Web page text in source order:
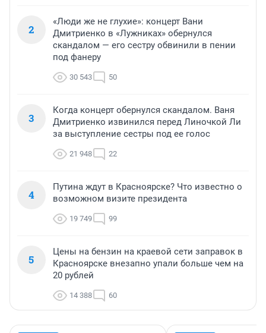
2
«Люди же не глухие»: концерт Вани
Дмитриенко в «Лужниках» обернулся
скандалом — его сестру обвинили в пении
под фанеру
30 543 50
3
Когда концерт обернулся скандалом. Ваня
Дмитриенко извинился перед Линочкой Ли
за выступление сестры под ее голос
21 948 22
4
Путина ждут в Красноярске? Что известно о
возможном визите президента
19 749 99
5
Цены на бензин на краевой сети заправок в
Красноярске внезапно упали больше чем на
20 рублей
14 388 60